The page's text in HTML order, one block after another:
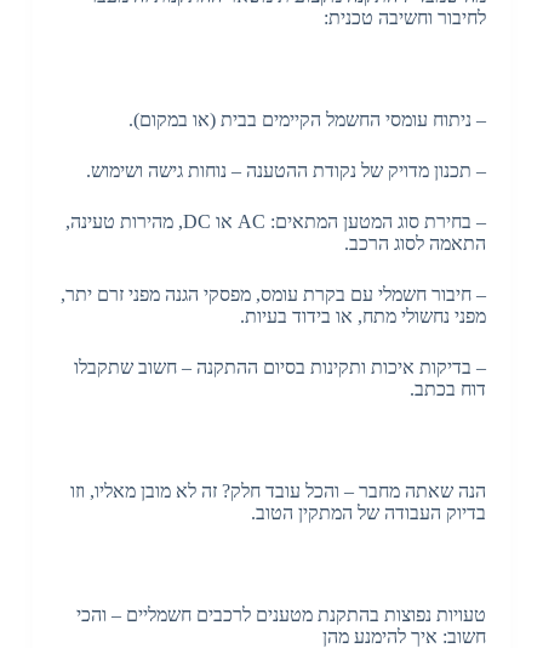
לחיבור וחשיבה טכנית:
– ניתוח עומסי החשמל הקיימים בבית (או במקום).
– תכנון מדויק של נקודת ההטענה – נוחות גישה ושימוש.
– בחירת סוג המטען המתאים: AC או DC, מהירות טעינה,
התאמה לסוג הרכב.
– חיבור חשמלי עם בקרת עומס, מפסקי הגנה מפני זרם יתר,
מפני נחשולי מתח, או בידוד בעיות.
– בדיקות איכות ותקינות בסיום ההתקנה – חשוב שתקבלו
דוח בכתב.
הנה שאתה מחבר – והכל עובד חלק? זה לא מובן מאליו, וזו
בדיוק העבודה של המתקין הטוב.
טעויות נפוצות בהתקנת מטענים לרכבים חשמליים – והכי
חשוב: איך להימנע מהן